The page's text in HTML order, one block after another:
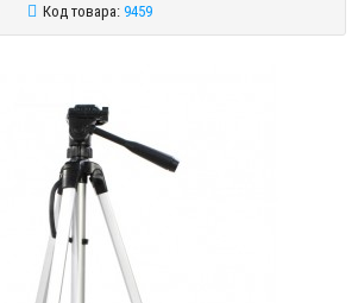
Код товара: 9459